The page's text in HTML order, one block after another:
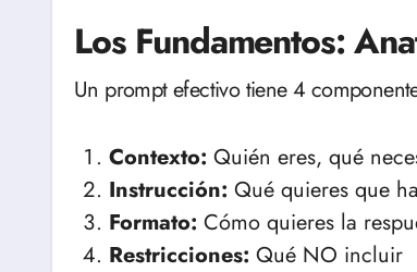
Los Fundamentos:
Un prompt efectivo tiene 4
Contexto: Quién eres, qué
Instrucción: Qué quieres que
Formato: Cómo quieres la
Restricciones: Qué NO incluir